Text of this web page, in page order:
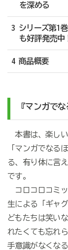
を深める
3 シリーズ第1
も好評発売中
4 商品概要
『マンガで
本書は、楽しい
「マンガでなる
る、有り体に言
です。
コロコロコミッ
生による「ギャ
どもたちは笑い
れたくても忘れ
手意識がなくな